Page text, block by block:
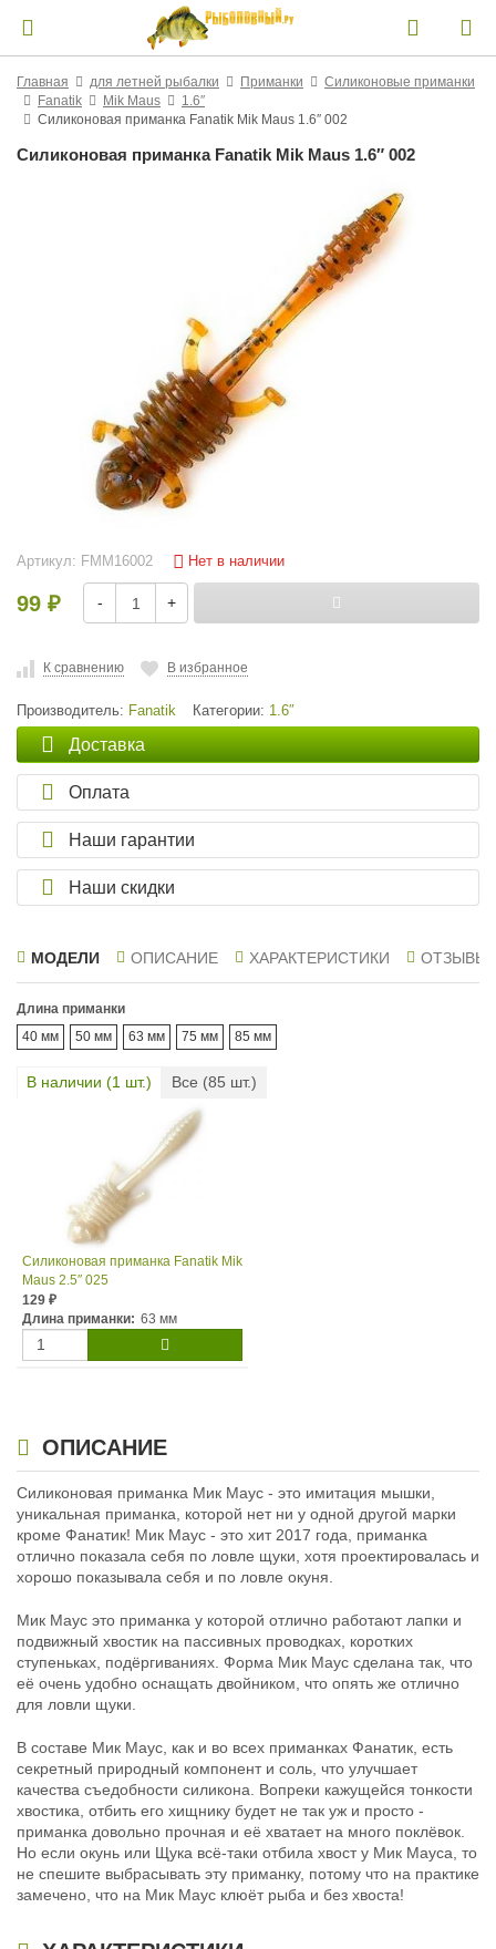
Главная для летней рыбалки Приманки
Силиконовые приманки
Fanatik
Mik Maus
1.6″
Силиконовая приманка Fanatik Mik Maus 1.6″ 002
Силиконовая приманка Fanatik Mik Maus 1.6″ 002
Артикул: FMM16002 Нет в наличии
99 ₽ - +
К сравнению В избранное
Производитель: Fanatik Категории: 1.6″
Доставка
Оплата
Наши гарантии
Наши скидки
МОДЕЛИ ОПИСАНИЕ ХАРАКТЕРИСТИКИ ОТЗЫВЫ
Длина приманки
40 мм
50 мм 63 мм 75 мм 85 мм
В наличии (1 шт.) Все (85 шт.)
Силиконовая приманка Fanatik Mik
Maus 2.5″ 025
129 ₽
Длина приманки: 63 мм
ОПИСАНИЕ
Силиконовая приманка Мик Маус - это имитация мышки,
уникальная приманка, которой нет ни у одной другой марки
кроме Фанатик! Мик Маус - это хит 2017 года, приманка
отлично показала себя по ловле щуки, хотя проектировалась и
хорошо показывала себя и по ловле окуня.
Мик Маус это приманка у которой отлично работают лапки и
подвижный хвостик на пассивных проводках, коротких
ступеньках, подёргиваниях. Форма Мик Маус сделана так, что
её очень удобно оснащать двойником, что опять же отлично
для ловли щуки.
В составе Мик Маус, как и во всех приманках Фанатик, есть
секретный природный компонент и соль, что улучшает
качества съедобности силикона. Вопреки кажущейся тонкости
хвостика, отбить его хищнику будет не так уж и просто -
приманка довольно прочная и её хватает на много поклёвок.
Но если окунь или Щука всё-таки отбила хвост у Мик Мауса, то
не спешите выбрасывать эту приманку, потому что на практике
замечено, что на Мик Маус клюёт рыба и без хвоста!